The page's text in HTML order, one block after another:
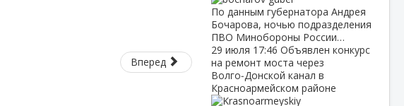
Вперед
По данным губернатора Андрея
Бочарова, ночью подразделения
ПВО Минобороны России…
29 июля 17:46 Объявлен конкурс
на ремонт моста через
Волго‑Донской канал в
Красноармейском районе